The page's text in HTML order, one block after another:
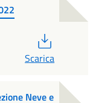
Scarica
Neve e